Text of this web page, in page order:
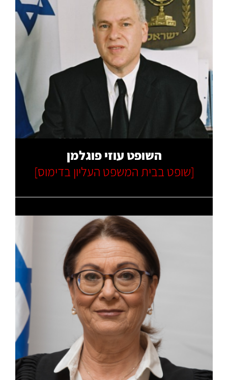
קרא עוד
השופט עוזי פוגלמן
[שופט בבית המשפט העליון בדימוס]
קרא עוד